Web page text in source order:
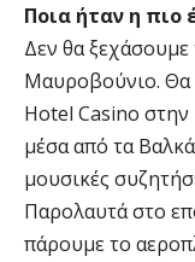
Ποια ήταν η πιο
Δεν θα ξεχάσουμε
Μαυροβούνιο. Θα
Hotel Casino στην
μέσα από τα
μουσικές
Παρολαυτά στο
πάρουμε το